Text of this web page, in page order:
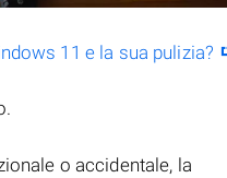
11 e la sua pulizia?
o accidentale, la